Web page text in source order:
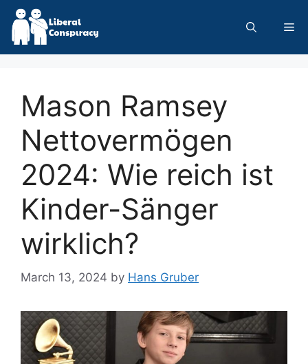
Skip
content
Mason Ramsey
Nettovermögen
2024: Wie reich ist
Kinder-Sänger
wirklich?
March 13, 2024 by Hans Gruber